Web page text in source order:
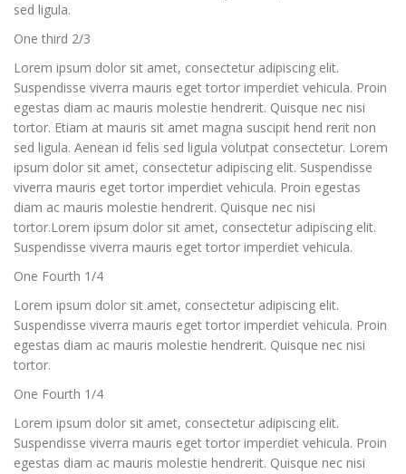
sed ligula.
One third 2/3
Lorem ipsum dolor sit amet, consectetur adipiscing elit.
Suspendisse viverra mauris eget tortor imperdiet vehicula. Proin
egestas diam ac mauris molestie hendrerit. Quisque nec nisi
tortor. Etiam at mauris sit amet magna suscipit hend rerit non
sed ligula. Aenean id felis sed ligula volutpat consectetur. Lorem
ipsum dolor sit amet, consectetur adipiscing elit. Suspendisse
viverra mauris eget tortor imperdiet vehicula. Proin egestas
diam ac mauris molestie hendrerit. Quisque nec nisi
tortor.Lorem ipsum dolor sit amet, consectetur adipiscing elit.
Suspendisse viverra mauris eget tortor imperdiet vehicula.
One Fourth 1/4
Lorem ipsum dolor sit amet, consectetur adipiscing elit.
Suspendisse viverra mauris eget tortor imperdiet vehicula. Proin
egestas diam ac mauris molestie hendrerit. Quisque nec nisi
tortor.
One Fourth 1/4
Lorem ipsum dolor sit amet, consectetur adipiscing elit.
Suspendisse viverra mauris eget tortor imperdiet vehicula. Proin
egestas diam ac mauris molestie hendrerit. Quisque nec nisi